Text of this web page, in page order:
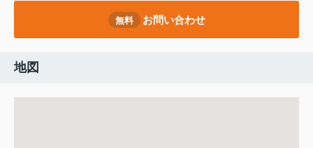
無料 お問い合わせ
地図